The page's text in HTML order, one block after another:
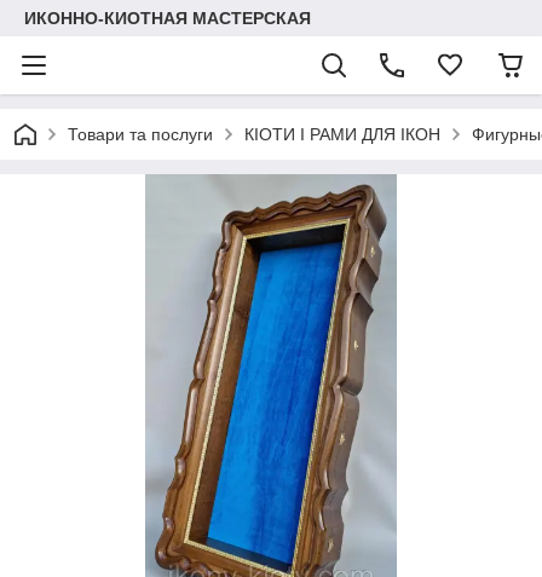
ИКОННО-КИОТНАЯ МАСТЕРСКАЯ
Товари та послуги КІОТИ І РАМИ ДЛЯ ІКОН